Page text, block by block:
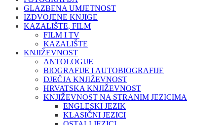
GLAZBENA UMJETNOST
IZDVOJENE KNJIGE
KAZALIŠTE, FILM
FILM I TV
KAZALIŠTE
KNJIŽEVNOST
ANTOLOGIJE
BIOGRAFIJE I AUTOBIOGRAFIJE
DJEČJA KNJIŽEVNOST
HRVATSKA KNJIŽEVNOST
KNJIŽEVNOST NA STRANIM JEZICIMA
ENGLESKI JEZIK
KLASIČNI JEZICI